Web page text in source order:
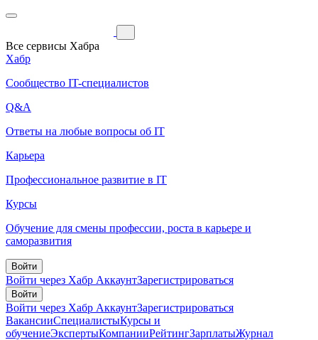
Все сервисы Хабра
Хабр
Сообщество IT-специалистов
Q&A
Ответы на любые вопросы об IT
Карьера
Профессиональное развитие в IT
Курсы
Обучение для смены профессии, роста в карьере и
саморазвития
Войти
Войти через Хабр АккаунтЗарегистрироваться
Войти
Войти через Хабр АккаунтЗарегистрироваться
ВакансииСпециалистыКурсы и
обучениеЭкспертыКомпанииРейтингЗарплатыЖурнал